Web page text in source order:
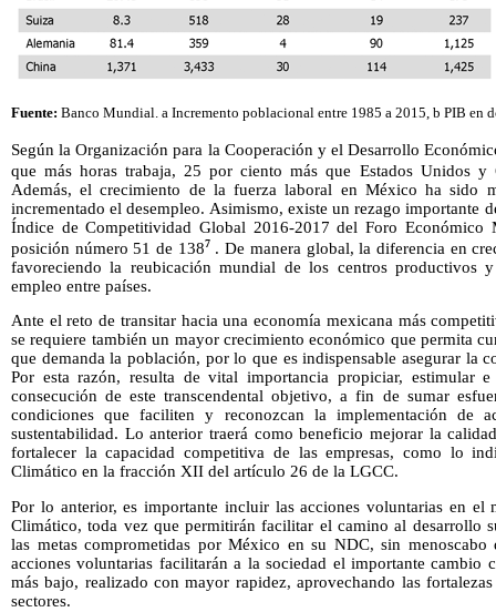
Fuente: Banco Mundial. a Incremento poblacional entre 1985 a 2015, b PIB en
Según la Organización para la Cooperación y el Desarrollo
que más horas trabaja, 25 por ciento más que Estados Unidos
Además, el crecimiento de la fuerza laboral en México ha sido
incrementado el desempleo. Asimismo, existe un rezago importante
Índice de Competitividad Global 2016-2017 del Foro Económico
posición número 51 de 1387 . De manera global, la diferencia en
favoreciendo la reubicación mundial de los centros productivos
empleo entre países.
Ante el reto de transitar hacia una economía mexicana más
se requiere también un mayor crecimiento económico que permita
que demanda la población, por lo que es indispensable asegurar la
Por esta razón, resulta de vital importancia propiciar, estimular
consecución de este transcendental objetivo, a fin de sumar
condiciones que faciliten y reconozcan la implementación de
sustentabilidad. Lo anterior traerá como beneficio mejorar la
fortalecer la capacidad competitiva de las empresas, como lo
Climático en la fracción XII del artículo 26 de la LGCC.
Por lo anterior, es importante incluir las acciones voluntarias en el
Climático, toda vez que permitirán facilitar el camino al desarrollo
las metas comprometidas por México en su NDC, sin
acciones voluntarias facilitarán a la sociedad el importante cambio
más bajo, realizado con mayor rapidez, aprovechando las
sectores.